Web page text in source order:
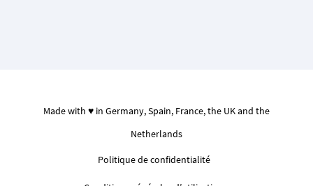
Made with ♥ in Germany, Spain, France, the UK and the
Netherlands
Politique de confidentialité